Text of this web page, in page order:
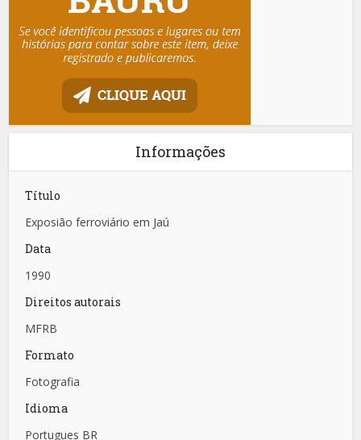
Informações
Título
Exposião ferroviário em Jaú
Data
1990
Direitos autorais
MFRB
Formato
Fotografia
Idioma
Portugues BR